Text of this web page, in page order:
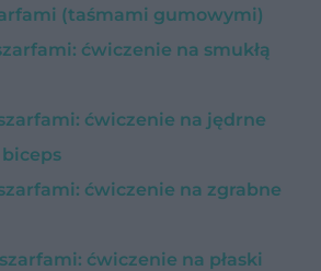
(taśmami gumowymi)
ćwiczenie na smukłą
ćwiczenie na jędrne
ćwiczenie na zgrabne
ćwiczenie na płaski